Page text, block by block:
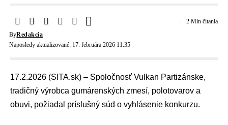
Naposledy aktualizované: 17. februára 2026 11:35
ByRedakcia
2 Min čítania
17.2.2026 (SITA.sk) – Spoločnosť Vulkan Partizánske,
tradičný výrobca gumárenských zmesí, polotovarov a
obuvi, požiadal príslušný súd o vyhlásenie konkurzu.